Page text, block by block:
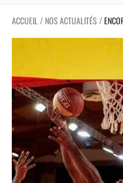
ACCUEIL / NOS ACTUALITÉS /